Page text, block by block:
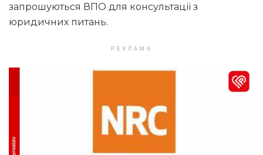
запрошуються ВПО для консультації з
юридичних питань.
РЕКЛАМА